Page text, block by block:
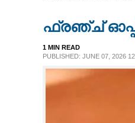
ഫ്രഞ്ച്
1 MIN READ
PUBLISHED: JUNE 07, 2026